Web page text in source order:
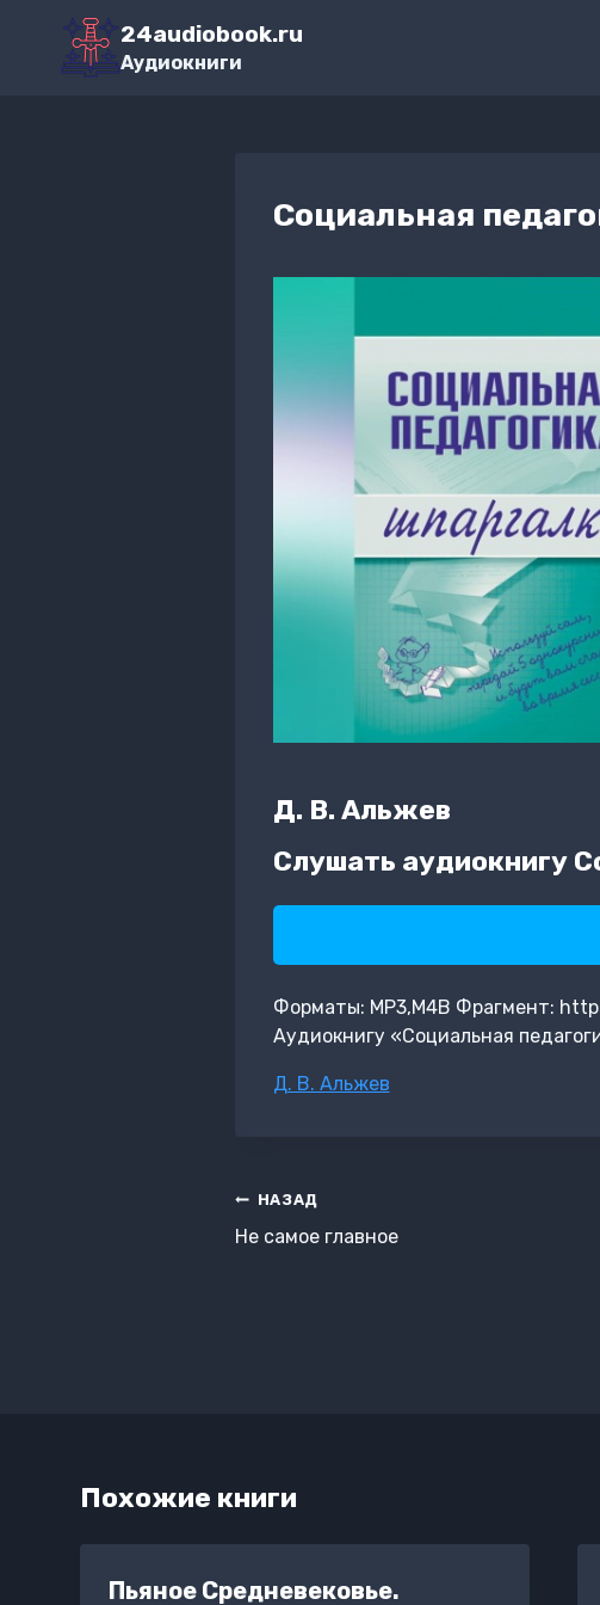
Перейти
содержимому
24audiobook.ru
Аудиокниги
Социальная
Д. В. Альжев
Слушать аудиокнигу
Форматы: MP3,M4B Фрагмент:
Аудиокнигу «Социальная
Метки
Д. В. Альжев
Навигация
по
НАЗАД
Не самое главное
Похожие книги
Пьяное Средневековье.